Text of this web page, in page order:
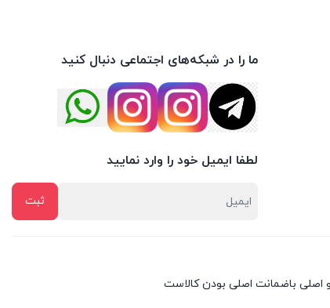
ما را در شبکه‌های اجتماعی دنبال کنید
لطفا ایمیل خود را وارد نمایید